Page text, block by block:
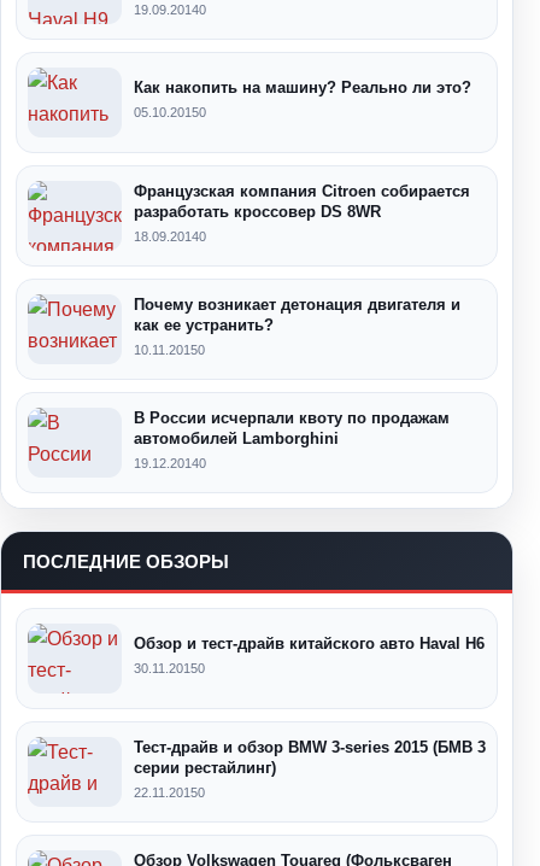
19.09.20140
Как накопить на машину? Реально ли это?
05.10.20150
Французская компания Citroen собирается
разработать кроссовер DS 8WR
18.09.20140
Почему возникает детонация двигателя и
как ее устранить?
10.11.20150
В России исчерпали квоту по продажам
автомобилей Lamborghini
19.12.20140
ПОСЛЕДНИЕ ОБЗОРЫ
Обзор и тест-драйв китайского авто Haval H6
30.11.20150
Тест-драйв и обзор BMW 3-series 2015 (БМВ 3
серии рестайлинг)
22.11.20150
Обзор Volkswagen Touareg (Фольксваген